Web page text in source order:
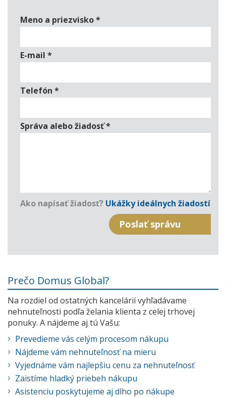
Meno a priezvisko*
E-mail *
Telefón *
Správa alebo žiadosť*
Ako napísať žiadosť? Ukážky ideálnych žiadostí
Prečo Domus Global?
Na rozdiel od ostatných kancelárií vyhľadávame
nehnuteľnosti podľa želania klienta z celej trhovej
ponuky. A nájdeme aj tú Vašu:
Prevedieme vás celým procesom nákupu
Nájdeme vám nehnuteľnosť na mieru
Vyjednáme vám najlepšiu cenu za nehnuteľnosť
Zaistíme hladký priebeh nákupu
Asistenciu poskytujeme aj dlho po nákupe